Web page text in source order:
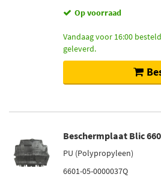
Op voorraad
Vandaag voor 16:00
geleverd.
Beschermplaat Blic
PU (Polypropyleen)
6601-05-0000037Q